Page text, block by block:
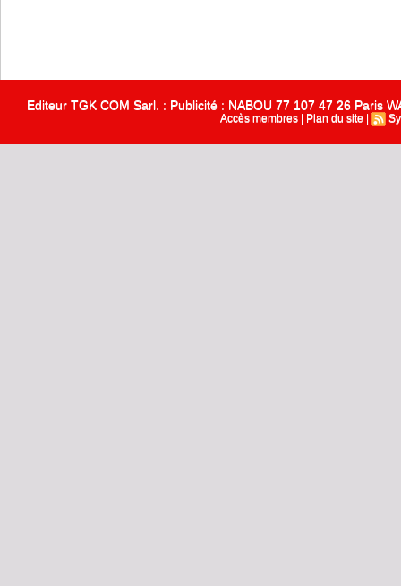
Editeur TGK COM Sarl. : Publicité : NABOU 77 107 47 26 Paris
Accès membres Plan du site